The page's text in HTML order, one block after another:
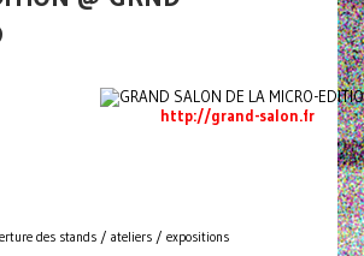
http://grand-salon.fr
des stands / ateliers / expositions